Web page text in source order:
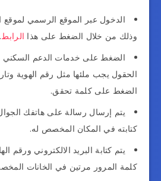
الدخول عبر الموقع الرسمي لموقع
وذلك من خلال الضغط على هذا الرابط.
الضغط على خدمات الدعم
الحقول يجب ملئها مثل رقم الهوية
الضغط على كلمة تحقق.
يتم إرسال رسالة على هاتفك
كتابته في المكان المخصص له.
يتم كتابة البريد الالكتروني ورقم
كلمة المرور مرتين في الخانات